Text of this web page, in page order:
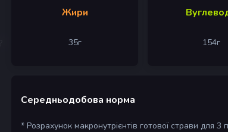
Жири
35г 154г
Середньодобова норма
* Розрахунок макронутрієнтів готової страви для 3